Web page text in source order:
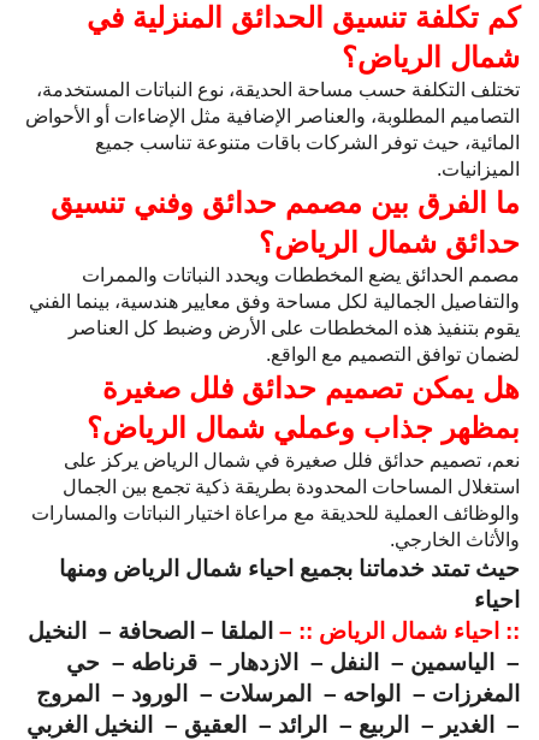
كم تكلفة تنسيق الحدائق المنزلية في
شمال الرياض؟
تختلف التكلفة حسب مساحة الحديقة، نوع النباتات المستخدمة،
التصاميم المطلوبة، والعناصر الإضافية مثل الإضاءات أو الأحواض
المائية، حيث توفر الشركات باقات متنوعة تناسب جميع
الميزانيات.
ما الفرق بين مصمم حدائق وفني تنسيق
حدائق شمال الرياض؟
مصمم الحدائق يضع المخططات ويحدد النباتات والممرات
والتفاصيل الجمالية لكل مساحة وفق معايير هندسية، بينما الفني
يقوم بتنفيذ هذه المخططات على الأرض وضبط كل العناصر
لضمان توافق التصميم مع الواقع.
هل يمكن تصميم حدائق فلل صغيرة
بمظهر جذاب وعملي شمال الرياض؟
نعم، تصميم حدائق فلل صغيرة في شمال الرياض يركز على
استغلال المساحات المحدودة بطريقة ذكية تجمع بين الجمال
والوظائف العملية للحديقة مع مراعاة اختيار النباتات والمسارات
والأثاث الخارجي.
حيث تمتد خدماتنا بجميع احياء شمال الرياض ومنها
احياء
:: احياء شمال الرياض :: – الملقا – الصحافة – النخيل
– الياسمين – النفل – الازدهار – قرناطه – حي
المغرزات – الواحه – المرسلات – الورود – المروج
– الغدير – الربيع – الرائد – العقيق – النخيل الغربي